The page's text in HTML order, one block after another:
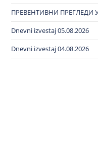
ПРЕВЕНТИВНИ ПРЕГЛЕДИ У
Dnevni izvestaj 05.08.2026
Dnevni izvestaj 04.08.2026